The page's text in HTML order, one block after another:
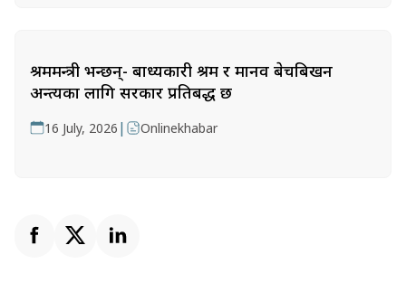
श्रममन्त्री भन्छन्- बाध्यकारी श्रम र मानव बेचबिखन
अन्त्यका लागि सरकार प्रतिबद्ध छ
16 July, 2026 | Onlinekhabar